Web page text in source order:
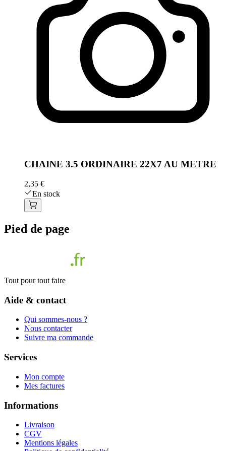
CHAINE 3.5 ORDINAIRE 22X7 AU METRE
2,35 €
En stock
Pied de page
Tout pour tout faire
Aide & contact
Qui sommes-nous ?
Nous contacter
Suivre ma commande
Services
Mon compte
Mes factures
Informations
Livraison
CGV
Mentions légales